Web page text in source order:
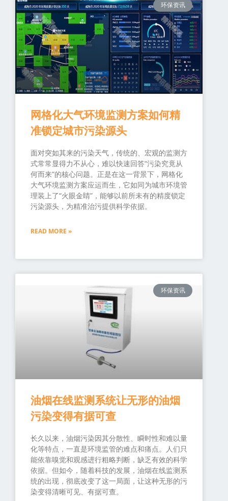
环保资讯
网格化大气环境监测方案如何精
准锁定城市污染源头
面对突如其来的污染天气，传统的、宏观的监测方
式常常显得力不从心，难以快速回答“污染究竟从
何而来”的核心问题。正是在这一背景下，网格化
大气环境监测方案应运而生，它如同为城市环境管
理装上了“火眼金睛”，能够以前所未有的精度锁定
污染源头，为精准治污提供科学依据。
READ MORE »
环保资讯
油烟在线监测系统让无形的油烟
污染变得有据可查
长久以来，油烟污染因其分散性、瞬时性和难以量
化等特点，一直是环境监管的难点和痛点。人们只
能依靠嗅觉和观感进行粗略判断，缺乏有效的科学
依据。但如今，随着科技的发展，油烟在线监测系
统的出现，彻底改变了这一局面，让这种无形的污
染变得清晰可见、有据可查。